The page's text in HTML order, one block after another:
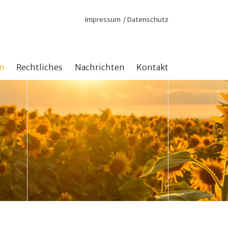
Navigation
Impressum Datenschutz
für aktuelle Projekte
mit Zweckbindung
erhöhen
Rechtliches
Steuerliche Anerkennung
Nachrichten Kontakt